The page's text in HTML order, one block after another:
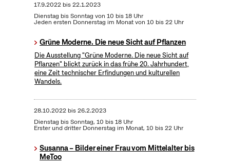
17.9.2022bis22.1.2023
Dienstag bis Sonntag von 10 bis 18 Uhr
Jeden ersten Donnerstag im Monat von 10 bis 22 Uhr
Grüne Moderne. Die neue Sicht auf Pflanzen
Die Ausstellung "Grüne Moderne. Die neue Sicht auf
Pflanzen" blickt zurück in das frühe 20. Jahrhundert,
eine Zeit technischer Erfindungen und kulturellen
Wandels.
28.10.2022bis26.2.2023
Dienstag bis Sonntag, 10 bis 18 Uhr
Erster und dritter Donnerstag im Monat, 10 bis 22 Uhr
Susanna – Bilder einer Frau vom Mittelalter bis
MeToo